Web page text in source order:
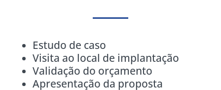
Estudo de caso
Visita ao local de implantação
Validação do orçamento
Apresentação da proposta